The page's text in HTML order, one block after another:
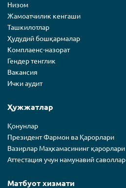
Низом
Жамоатчилик кенгаши
Ташкилотлар
Ҳудудий бошқармалар
Комплаенс-назорат
Гендер тенглик
Вакансия
Ички аудит
Ҳужжатлар
Қонунлар
Президент Фармон ва Қарорлари
Вазирлар Маҳкамасининг қарорлари
Аттестация учун намунавий саволлар
Матбуот хизмати